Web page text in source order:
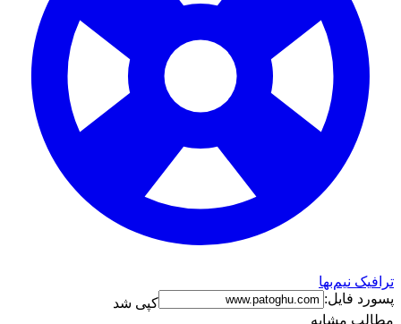
ترافیک نیم‌بها
پسورد فایل:
کپی شد
مطالب مشابه